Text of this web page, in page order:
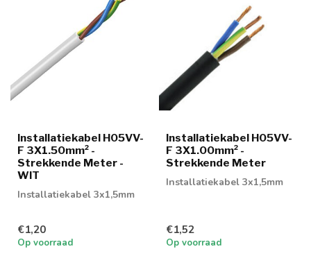
Installatiekabel H05VV-
F 3X1.50mm² -
Strekkende Meter -
WIT
Installatiekabel 3x1,5mm
€1,20
Op voorraad
Installatiekabel H05VV-
F 3X1.00mm² -
Strekkende Meter
Installatiekabel 3x1,5mm
€1,52
Op voorraad